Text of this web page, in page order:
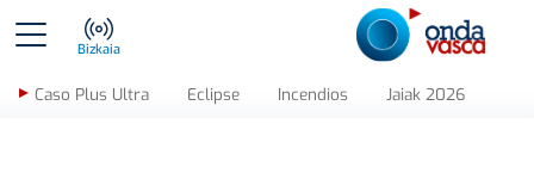
Bizkaia
Caso Plus Ultra Eclipse Incendios Jaiak 2026